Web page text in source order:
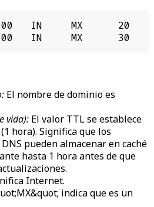
IN     MX      20
IN     MX      30
El nombre de dominio es
vida):El valor TTL se establece
hora). Significa que los
pueden almacenar en caché
hasta 1 hora antes de que
Internet.
indica que es un